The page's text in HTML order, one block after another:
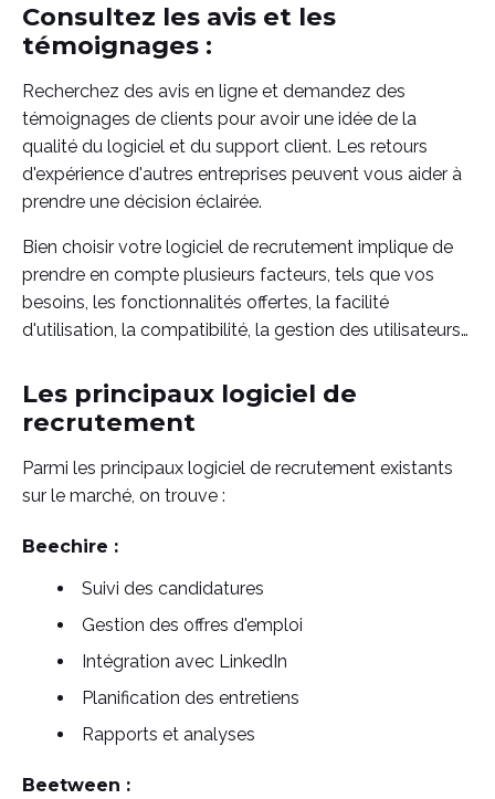
Consultez les avis et les
témoignages :
Recherchez des avis en ligne et demandez des
témoignages de clients pour avoir une idée de la
qualité du logiciel et du support client. Les retours
d'expérience d'autres entreprises peuvent vous aider à
prendre une décision éclairée.
Bien choisir votre logiciel de recrutement implique de
prendre en compte plusieurs facteurs, tels que vos
besoins, les fonctionnalités offertes, la facilité
d'utilisation, la compatibilité, la gestion des utilisateurs…
Les principaux logiciel de
recrutement
Parmi les principaux logiciel de recrutement existants
sur le marché, on trouve :
Beechire :
Suivi des candidatures
Gestion des offres d'emploi
Intégration avec LinkedIn
Planification des entretiens
Rapports et analyses
Beetween :